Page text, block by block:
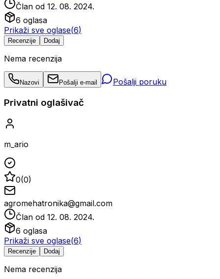
Član od 12. 08. 2024.
6 oglasa
Prikaži sve oglase(6)
Recenzije Dodaj
Nema recenzija
Nazovi Pošalji e-mail Pošalji poruku
Privatni oglašivač
m_ario
0(0)
agromehatronika@gmail.com
Član od 12. 08. 2024.
6 oglasa
Prikaži sve oglase(6)
Recenzije Dodaj
Nema recenzija